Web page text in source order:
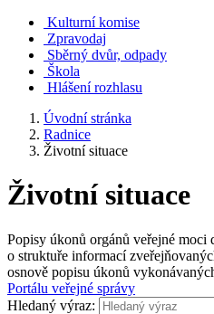
Kulturní komise
Zpravodaj
Sběrný dvůr, odpady
Škola
Hlášení rozhlasu
Úvodní stránka
Radnice
Životní situace
Životní situace
Popisy úkonů orgánů veřejné moci
o struktuře informací
osnově popisu úkonů
Portálu veřejné správy
Hledaný výraz: